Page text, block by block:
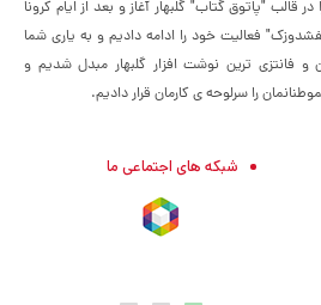
را در قالب "پاتوق گتاب" گلبهار آغاز و بعد از ایام کرونا
فعالیت خود را ادامه دادیم و به یاری شما
و فانتزی ترین نوشت افزار گلبهار مبدل شدیم و
را سرلوحه ی کارمان قرار دادیم.
شبکه های اجتماعی ما